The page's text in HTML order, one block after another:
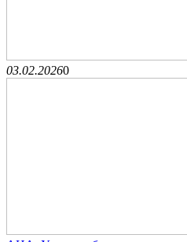
03.02.20260